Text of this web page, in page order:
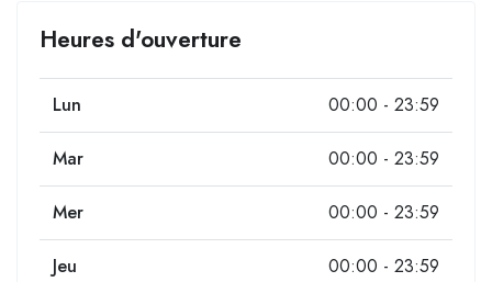
Heures d'ouverture
Lun 00:00 - 23:59
Mar 00:00 - 23:59
Mer 00:00 - 23:59
Jeu 00:00 - 23:59